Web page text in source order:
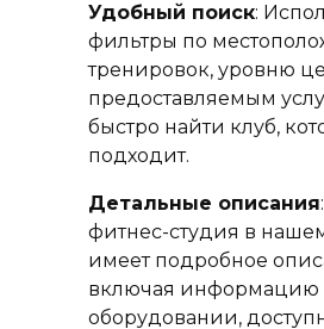
Удобный поиск:
фильтры по
тренировок, уровню
предоставляемым
быстро найти клуб,
подходит.
Детальные описания
фитнес-студия в
имеет подробное
включая информацию
оборудовании,